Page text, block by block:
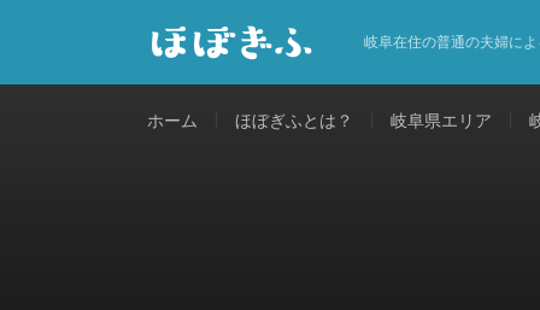
岐阜在住の普通の夫婦に
ホーム ほぼぎふとは？ 岐阜県エリア